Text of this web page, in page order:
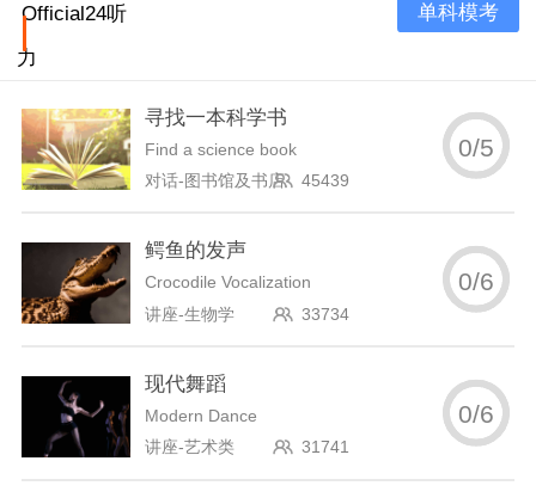
Official24听
力
单科模考
寻找一本科学书
Find a science book
对话-图书馆及书店
45439
0/5
鳄鱼的发声
Crocodile Vocalization
讲座-生物学
33734
0/6
现代舞蹈
Modern Dance
讲座-艺术类
31741
0/6